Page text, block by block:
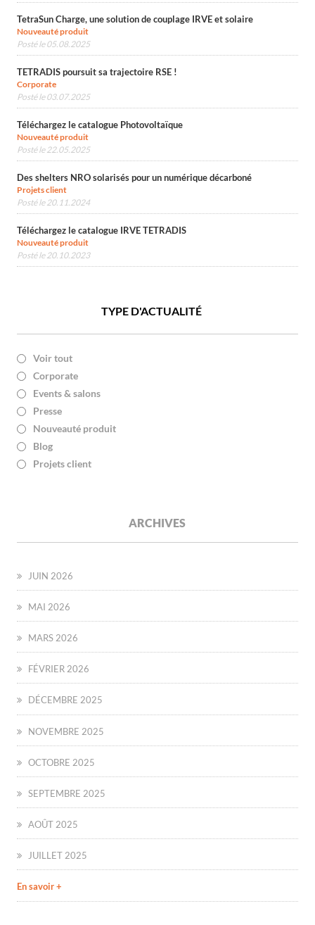
TetraSun Charge, une solution de couplage IRVE et solaire
Nouveauté produit
Posté le 05.08.2025
TETRADIS poursuit sa trajectoire RSE !
Corporate
Posté le 03.07.2025
Téléchargez le catalogue Photovoltaïque
Nouveauté produit
Posté le 22.05.2025
Des shelters NRO solarisés pour un numérique décarboné
Projets client
Posté le 20.11.2024
Téléchargez le catalogue IRVE TETRADIS
Nouveauté produit
Posté le 20.10.2023
TYPE D'ACTUALITÉ
Voir tout
Corporate
Events & salons
Presse
Nouveauté produit
Blog
Projets client
ARCHIVES
JUIN 2026
MAI 2026
MARS 2026
FÉVRIER 2026
DÉCEMBRE 2025
NOVEMBRE 2025
OCTOBRE 2025
SEPTEMBRE 2025
AOÛT 2025
JUILLET 2025
En savoir +